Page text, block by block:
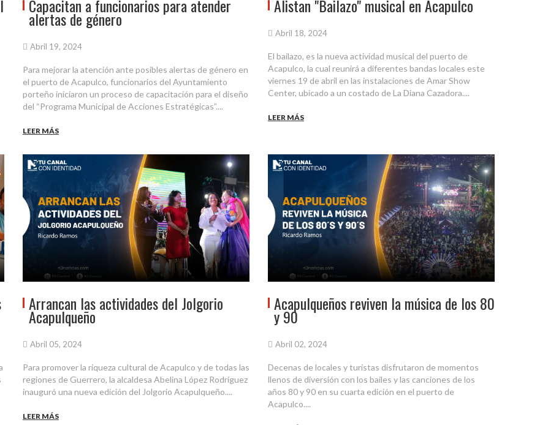
Capacitan a funcionarios para atender
alertas de género
Abril 19, 2024
Para mejorar la atención ante posibles alertas de género en
el puerto de Acapulco, funcionarios del Ayuntamiento
porteño iniciaron un proceso de capacitación para el diseño
del “Programa Municipal de Acciones Estratégicas”....
LEER MÁS
Alistan "Bailazo" musical en Acapulco
Abril 18, 2024
El bailazo, es la nueva actividad musical del puerto de
Acapulco, la cual reunirá a diferentes bandas locales este
viernes 19 de abril en las instalaciones de Amar Show
Center, ubicado a un costado de La Diana Cazadora....
LEER MÁS
Arrancan las actividades del Jolgorio
Acapulqueño
Abril 05, 2024
Para promover la riqueza cultural de Acapulco y de todas las
regiones de Guerrero, la alcaldesa Abelina López Rodríguez
inauguró una nueva edición del Jolgorio Acapulqueño....
LEER MÁS
Acapulqueños reviven la música de los 80
y 90
Abril 02, 2024
Decenas de locales y turistas disfrutaron de momentos
llenos de diversión con los bailes y las canciones de los
años 80 y 90 en su cuarta edición en el puerto de
Acapulco....